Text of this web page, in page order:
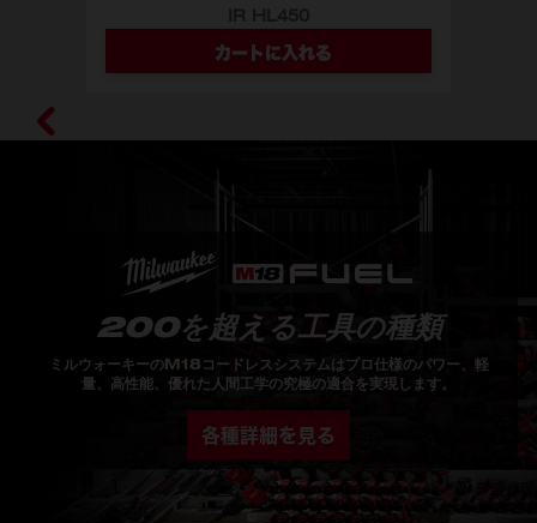
IR HL450 APJカートに入れる
200を超える工具の種類
ミルウォーキーのM18コードレスシステムはプロ仕様のパワー、軽
量、高性能、優れた人間工学の究極の適合を実現します。
各種詳細を見る